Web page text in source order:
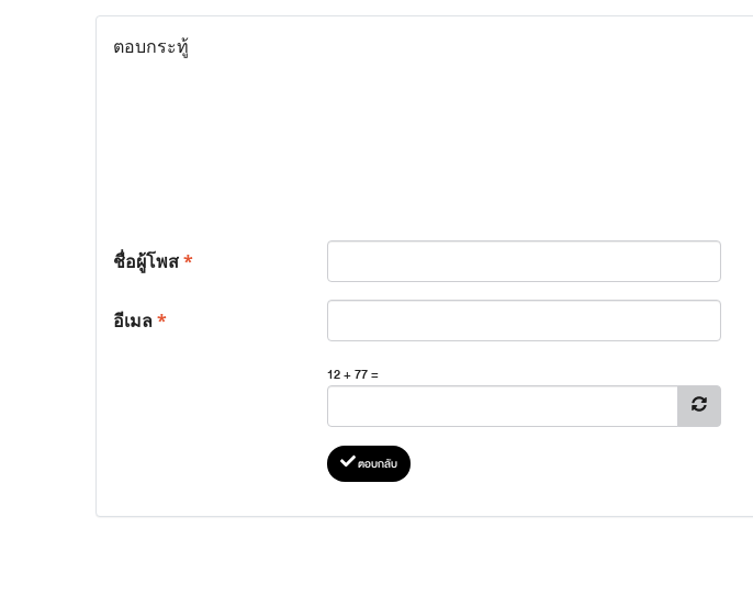
ตอบกระทู้
ชื่อผู้โพส*
อีเมล*
12 + 77 =
ตอบกลับ